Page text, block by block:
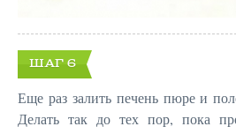
ШАГ 6
Еще раз залить печень пюре и
Делать так до тех пор, пока